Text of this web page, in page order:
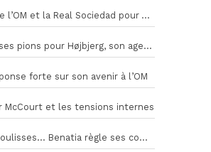
Accord trouvé entre l’OM et la Real Sociedad pour Aguerd
Newcastle avance ses pions pour Højbjerg, son agent sort du silence
forte sur son avenir à l’OM
McCourt et les tensions internes
Longoria, joueurs, coulisses… Benatia règle ses comptes !